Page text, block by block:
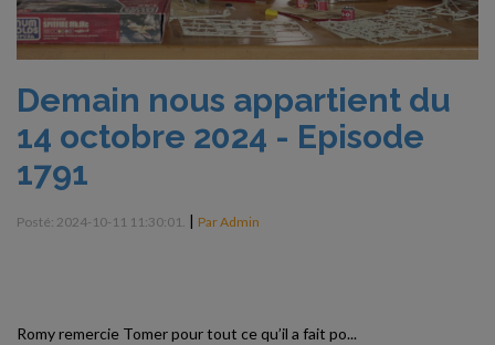
Demain nous appartient du
14 octobre 2024 - Episode
1791
Posté: 2024-10-11 11:30:01. | Par Admin
Romy remercie Tomer pour tout ce qu’il a fait po...